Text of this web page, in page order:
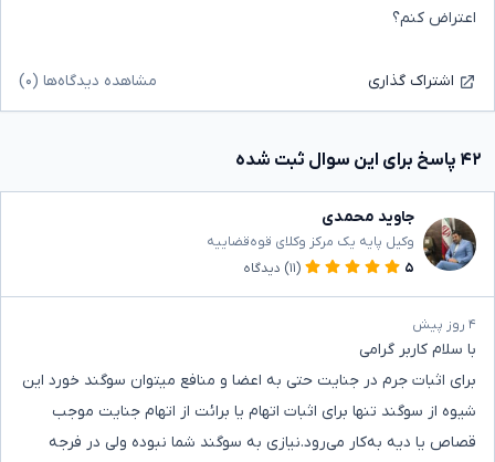
اعتراض کنم؟
اشتراک گذاری مشاهده دیدگاه‌ها (۰)
۴۲ پاسخ برای این سوال ثبت شده
جاوید محمدی
وکیل پایه یک مرکز وکلای قوه‌قضاییه
۵
(۱۱) دیدگاه
۴ روز پیش
با سلام کاربر گرامی
برای اثبات جرم در جنایت حتی به اعضا و منافع میتوان سوگند خورد این
شیوه از سوگند تنها برای اثبات اتهام یا برائت از اتهام جنایت موجب
قصاص یا دیه به‌کار می‌رود.نیازی به سوگند شما نبوده ولی در فرجه